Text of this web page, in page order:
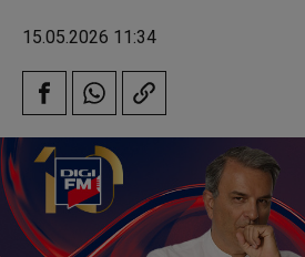
15.05.2026 11:34